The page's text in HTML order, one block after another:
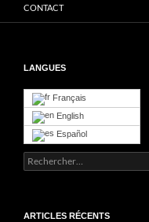
CONTACT
LANGUES
Français
English
Español
Rechercher :
ARTICLES RÉCENTS